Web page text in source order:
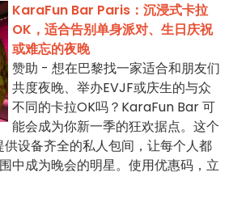
KaraFun Bar Paris：沉浸式卡拉
OK，适合告别单身派对、生日庆祝
或难忘的夜晚
赞助 - 想在巴黎找一家适合和朋友们
共度夜晚、举办EVJF或庆生的与众
不同的卡拉OK吗？KaraFun Bar 可
能会成为你新一季的狂欢据点。这个
设备齐全的私人包间，让每个人都
中成为晚会的明星。使用优惠码，立